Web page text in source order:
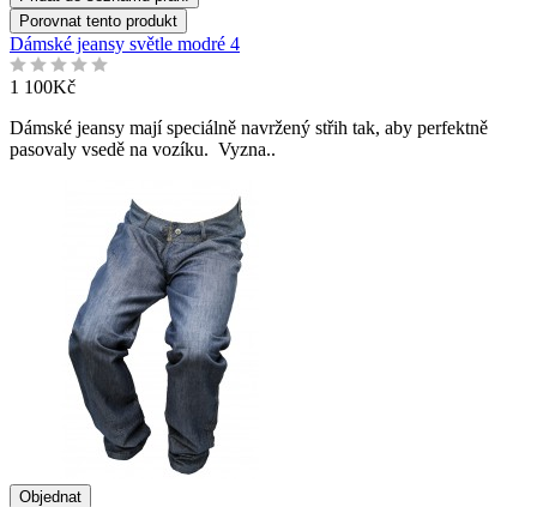
Porovnat tento produkt
Dámské jeansy světle modré 4
1 100Kč
Dámské jeansy mají speciálně navržený střih tak, aby perfektně
pasovaly vsedě na vozíku. Vyzna..
Objednat